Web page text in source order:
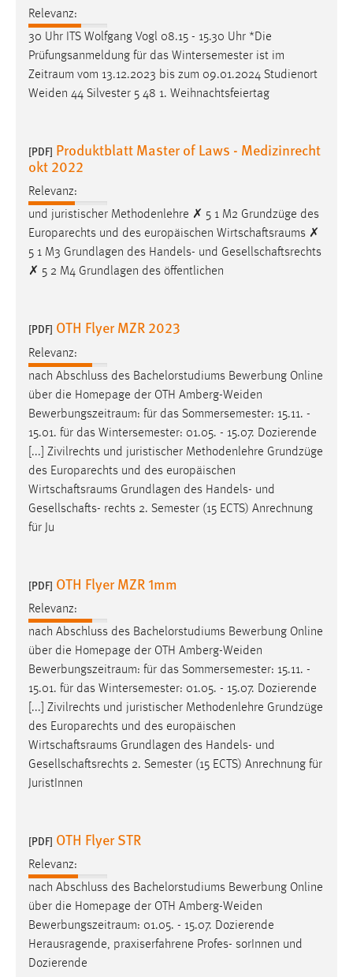
Relevanz:
30 Uhr ITS Wolfgang Vogl 08.15 - 15.30 Uhr *Die
Prüfungsanmeldung für das Wintersemester ist im
Zeitraum vom 13.12.2023 bis zum 09.01.2024 Studienort
Weiden 44 Silvester 5 48 1. Weihnachtsfeiertag
[PDF] Produktblatt Master of Laws - Medizinrecht
okt 2022
Relevanz:
und juristischer Methodenlehre ✗ 5 1 M2 Grundzüge des
Europarechts und des europäischen Wirtschaftsraums ✗
5 1 M3 Grundlagen des Handels- und Gesellschaftsrechts
✗ 5 2 M4 Grundlagen des öffentlichen
[PDF] OTH Flyer MZR 2023
Relevanz:
nach Abschluss des Bachelorstudiums Bewerbung Online
über die Homepage der OTH Amberg-Weiden
Bewerbungszeitraum: für das Sommersemester: 15.11. -
15.01. für das Wintersemester: 01.05. - 15.07. Dozierende
[...] Zivilrechts und juristischer Methodenlehre Grundzüge
des Europarechts und des europäischen
Wirtschaftsraums Grundlagen des Handels- und
Gesellschafts- rechts 2. Semester (15 ECTS) Anrechnung
für Ju
[PDF] OTH Flyer MZR 1mm
Relevanz:
nach Abschluss des Bachelorstudiums Bewerbung Online
über die Homepage der OTH Amberg-Weiden
Bewerbungszeitraum: für das Sommersemester: 15.11. -
15.01. für das Wintersemester: 01.05. - 15.07. Dozierende
[...] Zivilrechts und juristischer Methodenlehre Grundzüge
des Europarechts und des europäischen
Wirtschaftsraums Grundlagen des Handels- und
Gesellschaftsrechts 2. Semester (15 ECTS) Anrechnung für
JuristInnen
[PDF] OTH Flyer STR
Relevanz:
nach Abschluss des Bachelorstudiums Bewerbung Online
über die Homepage der OTH Amberg-Weiden
Bewerbungszeitraum: 01.05. - 15.07. Dozierende
Herausragende, praxiserfahrene Profes- sorInnen und
Dozierende
Conversion-Tracking
Cookie Laufzeit:
3 Monate
Name:
_fbp
Anbieter:
Facebook
Zweck:
Conversion-Tracking
Cookie Laufzeit:
EXTERNE MEDIEN
Um Inhalte von Videoplattformen und Social Media
Plattformen anzeigen zu können, werden von diesen
externen Medien Cookies gesetzt.
YouTube
Vimeo